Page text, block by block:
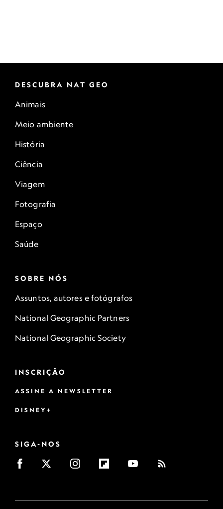
DESCUBRA NAT GEO
Animais
Meio ambiente
História
Ciência
Viagem
Fotografia
Espaço
Saúde
SOBRE NÓS
Assuntos, autores e fotógrafos
National Geographic Partners
National Geographic Society
INSCRIÇÃO
ASSINE A NEWSLETTER
DISNEY+
SIGA-NOS